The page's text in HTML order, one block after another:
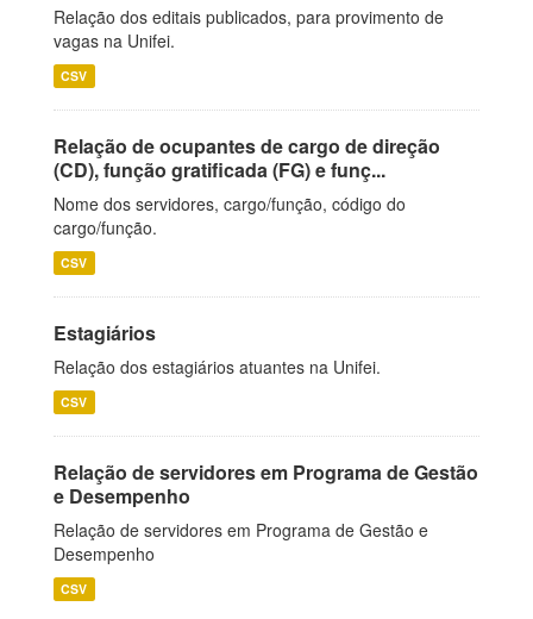
Relação dos editais publicados, para provimento de
vagas na Unifei.
CSV
Relação de ocupantes de cargo de direção
(CD), função gratificada (FG) e funç...
Nome dos servidores, cargo/função, código do
cargo/função.
CSV
Estagiários
Relação dos estagiários atuantes na Unifei.
CSV
Relação de servidores em Programa de Gestão
e Desempenho
Relação de servidores em Programa de Gestão e
Desempenho
CSV